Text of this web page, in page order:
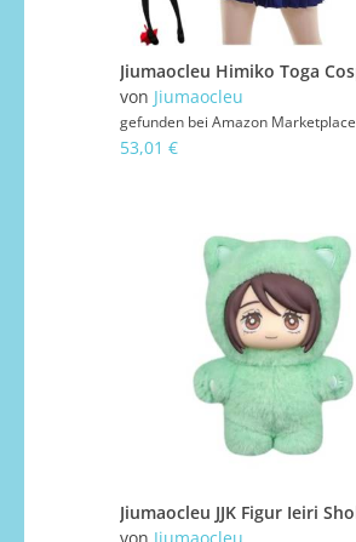
von Jiumaocleu
gefunden bei Amazon Marketplace
53,01 €